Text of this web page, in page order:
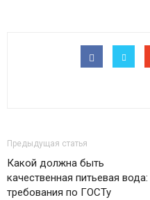
Предыдущая статья
Какой должна быть
качественная питьевая вода:
требования по ГОСТу